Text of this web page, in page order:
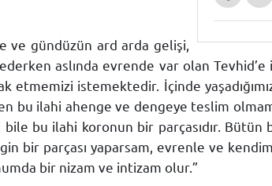
ve gündüzün ard arda gelişi,
aslında evrende var olan
etmemizi istemektedir. İçinde
bu ilahi ahenge ve dengeye teslim
bu ilahi koronun bir parçasıdır. Bütün
bir parçası yaparsam, evrenle ve
bir nizam ve intizam olur.”